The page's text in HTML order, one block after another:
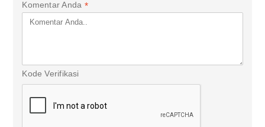
Komentar Anda *
Kode Verifikasi